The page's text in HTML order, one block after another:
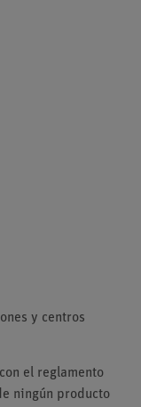
y centros
el reglamento
ningún producto